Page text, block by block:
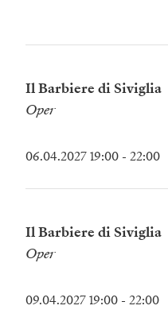
Il Barbiere di Siviglia
Oper
06.04.2027 19:00 - 22:00
Il Barbiere di Siviglia
Oper
09.04.2027 19:00 - 22:00